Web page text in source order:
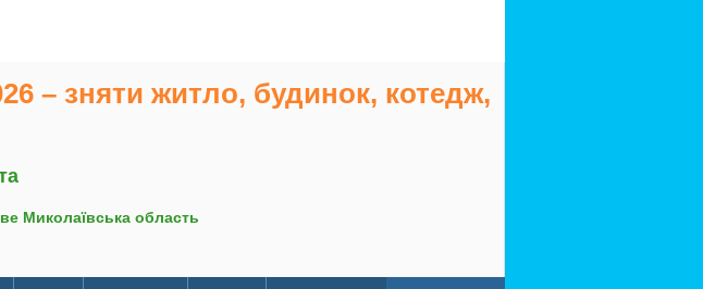
– зняти житло, будинок, котедж,
Миколаївська область